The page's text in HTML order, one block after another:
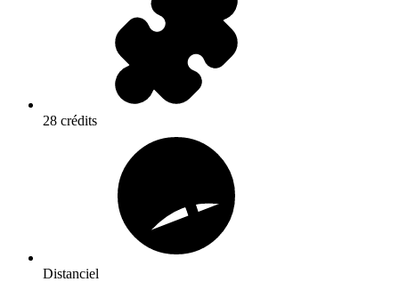
28 crédits
Distanciel